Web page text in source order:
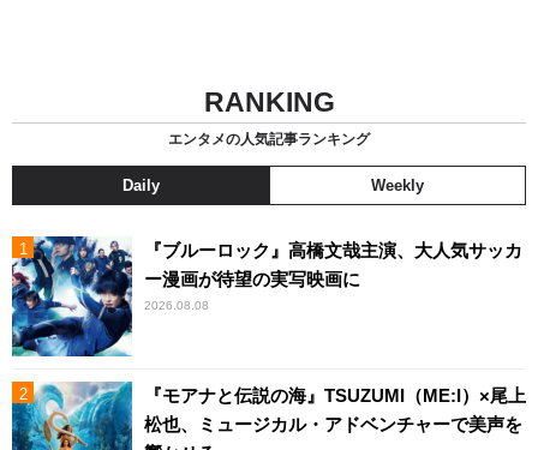
RANKING
エンタメの人気記事ランキング
Daily Weekly
『ブルーロック』高橋文哉主演、大人気サッカ
ー漫画が待望の実写映画に
2026.08.08
『モアナと伝説の海』TSUZUMI（ME:I）×尾上
松也、ミュージカル・アドベンチャーで美声を